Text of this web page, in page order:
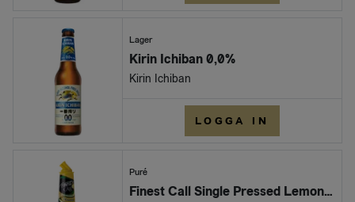
Lager
Kirin Ichiban 0,0%
Kirin Ichiban
LOGGA IN
Puré
Finest Call Single Pressed Lemon 1L